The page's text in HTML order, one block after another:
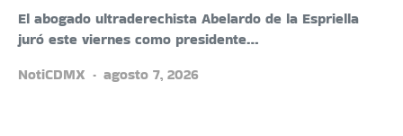
El abogado ultraderechista Abelardo de la Espriella
juró este viernes como presidente…
NotiCDMX
agosto 7, 2026